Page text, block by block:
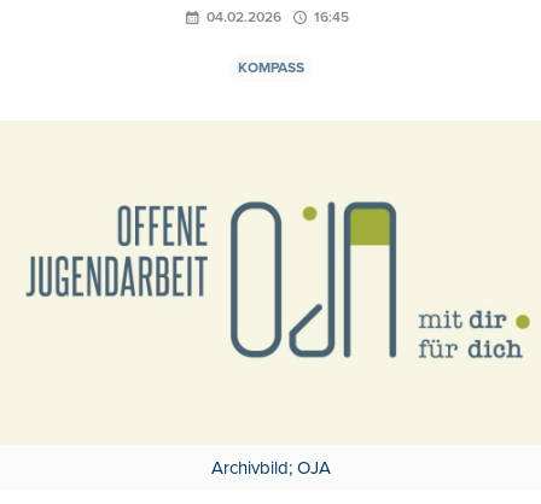
04.02.2026 16:45
KOMPASS
Archivbild; OJA